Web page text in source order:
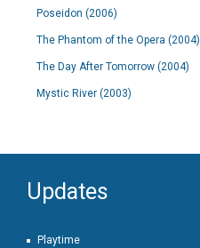
Poseidon (2006)
The Phantom of the Opera (2004)
The Day After Tomorrow (2004)
Mystic River (2003)
Updates
Playtime